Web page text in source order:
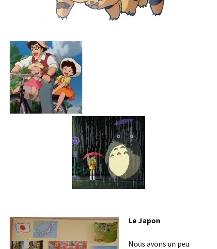
Le Japon
Nous avons un peu